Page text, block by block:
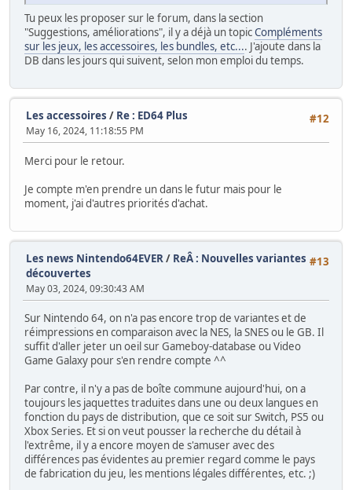
Tu peux les proposer sur le forum, dans la section
"Suggestions, améliorations", il y a déjà un topicCompléments
sur les jeux, les accessoires, les bundles, etc.... J'ajoute dans la
DB dans les jours qui suivent, selon mon emploi du temps.
#12
Les accessoires / Re : ED64 Plus
May 16, 2024, 11:18:55 PM
Merci pour le retour.
Je compte m'en prendre un dans le futur mais pour le
moment, j'ai d'autres priorités d'achat.
#13
Les news Nintendo64EVER/ ReÂ : Nouvelles variantes
découvertes
May 03, 2024, 09:30:43 AM
Sur Nintendo 64, on n'a pas encore trop de variantes et de
réimpressions en comparaison avec la NES, la SNES ou le GB. Il
suffit d'aller jeter un oeil sur Gameboy-database ou Video
Game Galaxy pour s'en rendre compte ^^
Par contre, il n'y a pas de boîte commune aujourd'hui, on a
toujours les jaquettes traduites dans une ou deux langues en
fonction du pays de distribution, que ce soit sur Switch, PS5 ou
Xbox Series. Et si on veut pousser la recherche du détail à
l'extrême, il y a encore moyen de s'amuser avec des
différences pas évidentes au premier regard comme le pays
de fabrication du jeu, les mentions légales différentes, etc. ;)